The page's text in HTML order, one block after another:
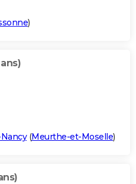
)
(Meurthe-et-Moselle)